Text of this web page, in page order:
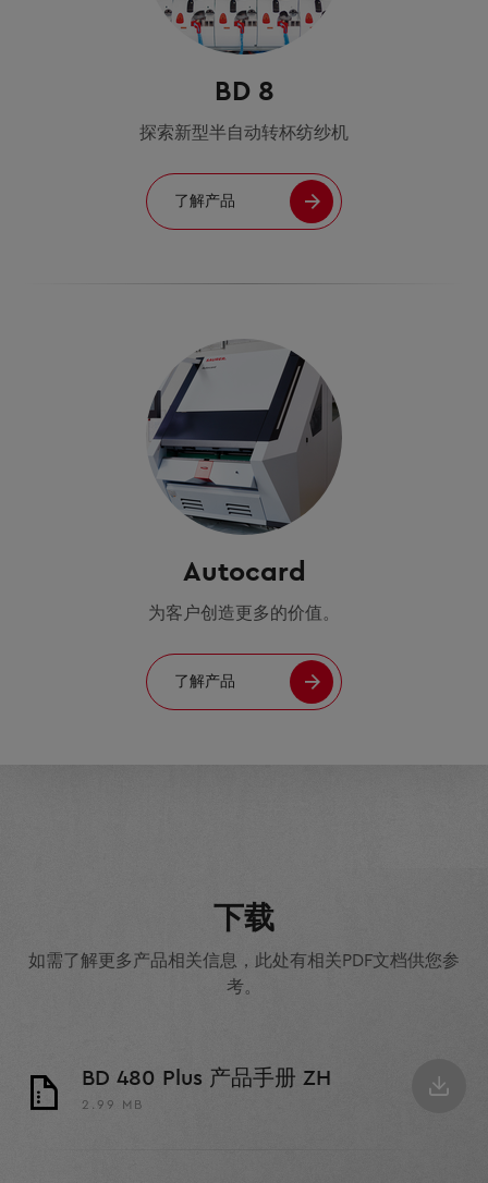
BD 8
探索新型半自动转杯纺纱机
了解产品
Autocard
为客户创造更多的价值。
了解产品
下载
如需了解更多产品相关信息，此处有相关PDF文档供您参
考。
BD 480 Plus 产品手册 ZH
2.99 MB